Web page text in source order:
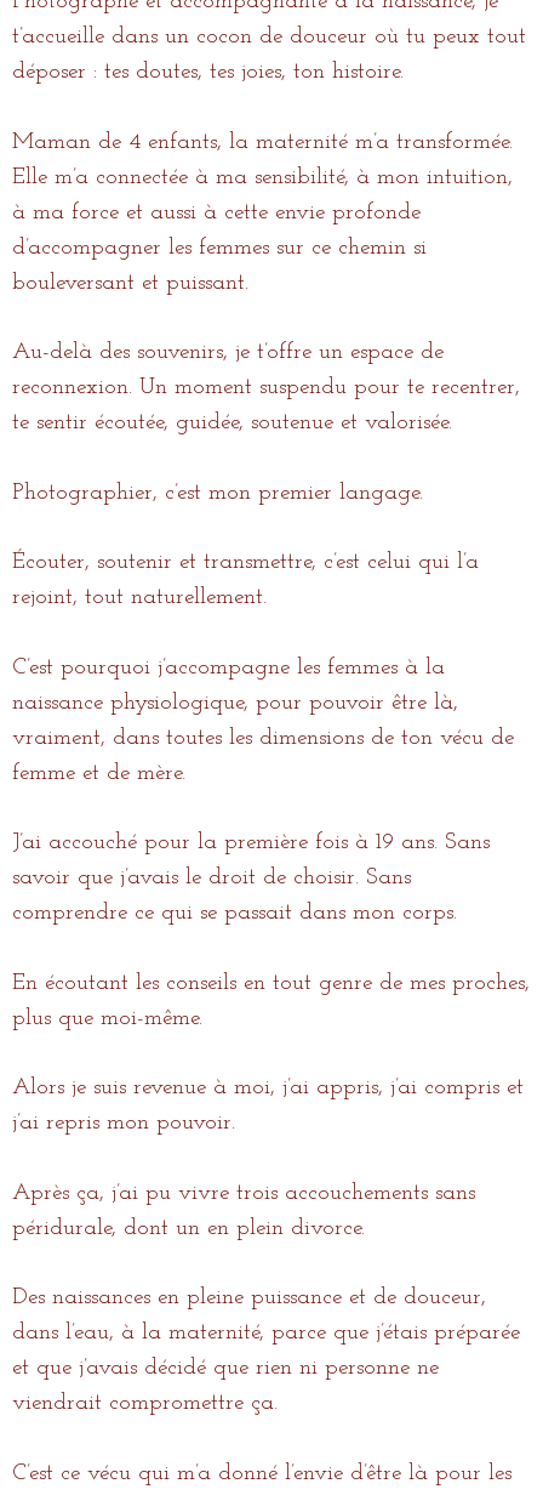
t’accueille dans un cocon de douceur où tu peux tout
déposer : tes doutes, tes joies, ton histoire.
Maman de 4 enfants, la maternité m’a transformée.
Elle m’a connectée à ma sensibilité, à mon intuition,
à ma force et aussi à cette envie profonde
d’accompagner les femmes sur ce chemin si
bouleversant et puissant.
Au-delà des souvenirs, je t’offre un espace de
reconnexion. Un moment suspendu pour te recentrer,
te sentir écoutée, guidée, soutenue et valorisée.
Photographier, c’est mon premier langage.
Écouter, soutenir et transmettre, c’est celui qui l’a
rejoint, tout naturellement.
C’est pourquoi j’accompagne les femmes à la
naissance physiologique, pour pouvoir être là,
vraiment, dans toutes les dimensions de ton vécu de
femme et de mère.
J’ai accouché pour la première fois à 19 ans. Sans
savoir que j’avais le droit de choisir. Sans
comprendre ce qui se passait dans mon corps.
En écoutant les conseils en tout genre de mes proches,
plus que moi-même.
Alors je suis revenue à moi, j’ai appris, j’ai compris et
j’ai repris mon pouvoir.
Après ça, j’ai pu vivre trois accouchements sans
péridurale, dont un en plein divorce.
Des naissances en pleine puissance et de douceur,
dans l’eau, à la maternité, parce que j’étais préparée
et que j’avais décidé que rien ni personne ne
viendrait compromettre ça.
C’est ce vécu qui m’a donné l’envie d’être là pour les